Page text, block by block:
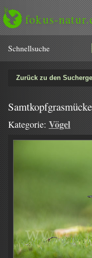
fokus-
Schnell­suche
Zurück zu den
Kategorie: Vögel